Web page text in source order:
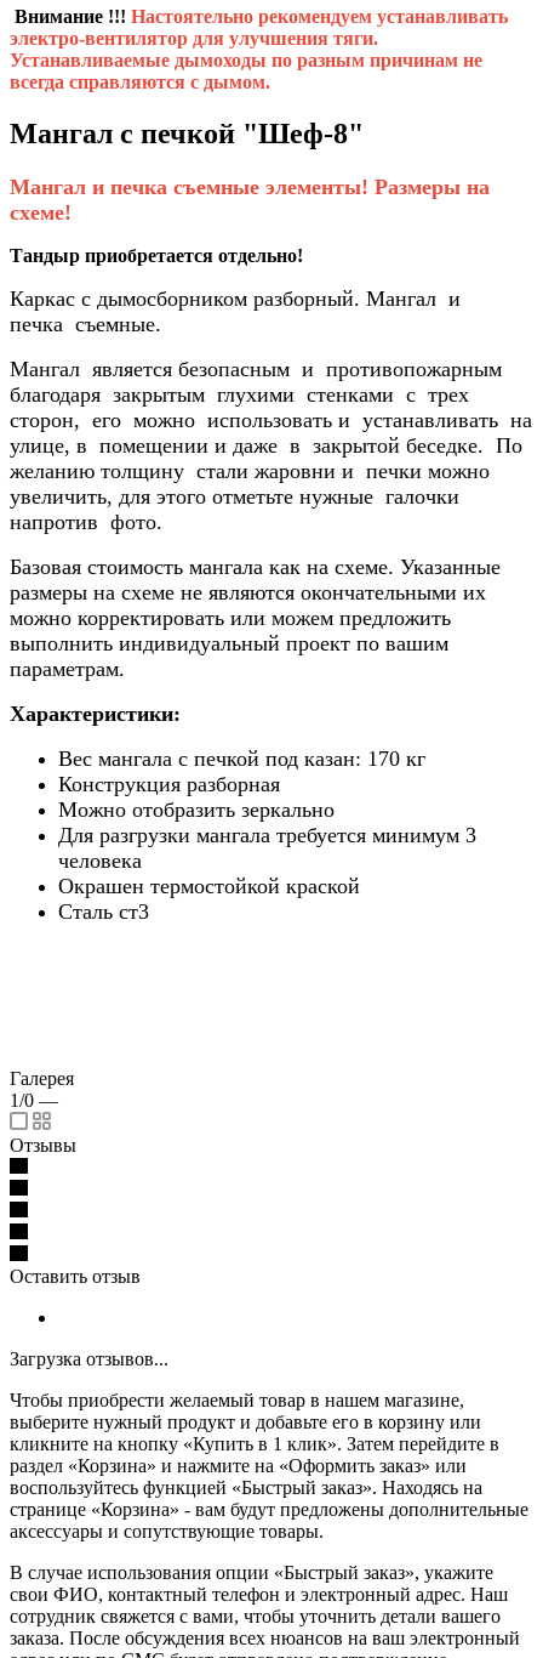
Внимание !!! Настоятельно рекомендуем устанавливать
электро-вентилятор для улучшения тяги.
Устанавливаемые дымоходы по разным причинам не
всегда справляются с дымом.
Мангал с печкой "Шеф-8"
Мангал и печка съемные элементы! Размеры на
схеме!
Тандыр приобретается отдельно!
Каркас с дымосборником разборный. Мангал и
печка съемные.
Мангал является безопасным и противопожарным
благодаря закрытым глухими стенками с трех
сторон, его можно использовать и устанавливать на
улице, в помещении и даже в закрытой беседке. По
желанию толщину стали жаровни и печки можно
увеличить, для этого отметьте нужные галочки
напротив фото.
Базовая стоимость мангала как на схеме. Указанные
размеры на схеме не являются окончательными их
можно корректировать или можем предложить
выполнить индивидуальный проект по вашим
параметрам.
Характеристики:
Вес мангала с печкой под казан: 170 кг
Конструкция разборная
Можно отобразить зеркально
Для разгрузки мангала требуется минимум 3
человека
Окрашен термостойкой краской
Сталь ст3
Галерея
1/0 —
Отзывы
Оставить отзыв
Загрузка отзывов...
Чтобы приобрести желаемый товар в нашем магазине,
выберите нужный продукт и добавьте его в корзину или
кликните на кнопку «Купить в 1 клик». Затем перейдите в
раздел «Корзина» и нажмите на «Оформить заказ» или
воспользуйтесь функцией «Быстрый заказ». Находясь на
странице «Корзина» - вам будут предложены дополнительные
аксессуары и сопутствующие товары.
В случае использования опции «Быстрый заказ», укажите
свои ФИО, контактный телефон и электронный адрес. Наш
сотрудник свяжется с вами, чтобы уточнить детали вашего
заказа. После обсуждения всех нюансов на ваш электронный